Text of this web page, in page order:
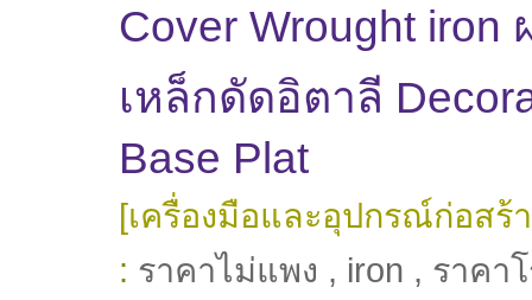
Cover Wrought iron
เหล็กดัดอิตาลี
Base Plat
[เครื่องมือและอุปกรณ์ก่อสร้
: ราคาไม่แพง , iron , ราคา